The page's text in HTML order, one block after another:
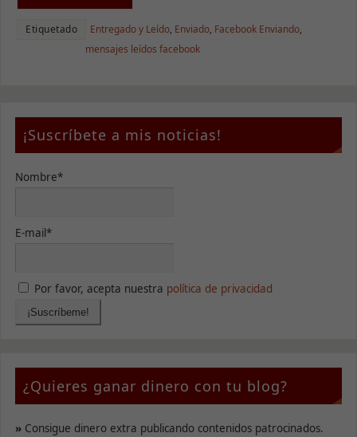
Etiquetado Entregado y Leído, Enviado, Facebook Enviando,
mensajes leídos facebook
¡Suscríbete a mis noticias!
Nombre*
E-mail*
Por favor, acepta nuestra política de privacidad
¿Quieres ganar dinero con tu blog?
»Consigue dinero extra publicando contenidos patrocinados.